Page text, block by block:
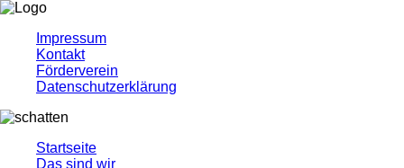
Impressum
Kontakt
Förderverein
Datenschutzerklärung
Startseite
Das sind wir